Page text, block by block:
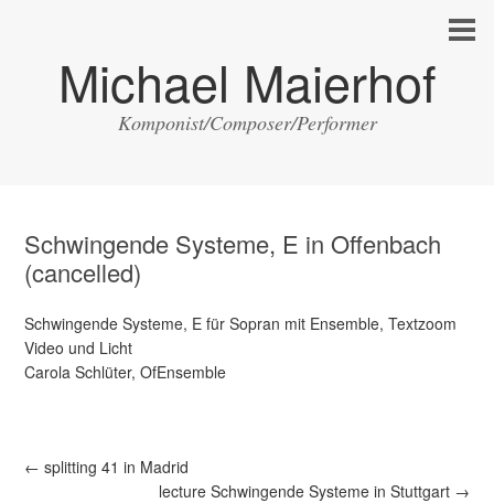
Michael Maierhof
Komponist/Composer/Performer
Schwingende Systeme, E in Offenbach
(cancelled)
Schwingende Systeme, E für Sopran mit Ensemble, Textzoom
Video und Licht
Carola Schlüter, OfEnsemble
← splitting 41 in Madrid
lecture Schwingende Systeme in Stuttgart →